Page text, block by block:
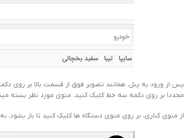
پس از ورود به پنل، همانند تصویر فوق از قسمت بالا بر روی
مجددا بر روی دکمه سه خط کلیک کنید. منوی مورد نظر بسته
از منوی کناری، بر روی منوی دستگاه ها کلیک کنید تا باز بشود.